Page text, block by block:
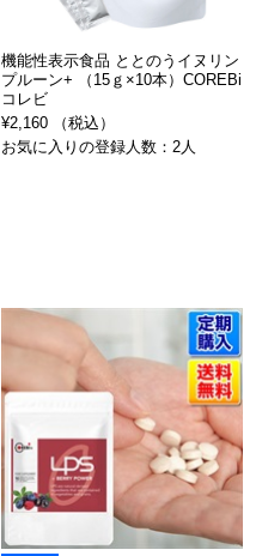
機能性表示食品 ととのうイヌリン
プルーン+ （15ｇ×10本）COREBi
コレビ
¥2,160 （税込）
お気に入りの登録人数：2人